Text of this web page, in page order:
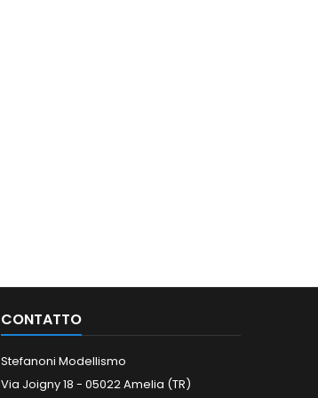
CONTATTO
Stefanoni Modellismo
Via Joigny 18 - 05022 Amelia (TR)